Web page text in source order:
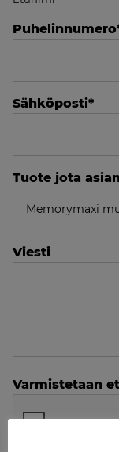
Puhelinnumero
Sähköposti*
Tuote jota
Viesti
Varmistetaan